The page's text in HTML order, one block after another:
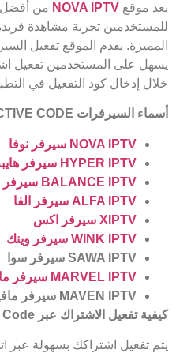
يعد موقع NOVA IPTV
للمستخدمين تجربة مشاهدة
المميزة. يقدم الموقع تفعيل
يسهل على المستخدمين تفعيل
خلال إدخال كود التفعيل في
أسماء السيرفرات
NOVA IPTV سيرفر نوفا
HYPER IPTV سيرفر
BALANCE IPTV سيرفر
ALFA IPTV سيرفر الفا
XIPTV سيرفر اكس
WINK IPTV سيرفر وينك
SAWA IPTV سيرفر سوا
MARVEL IPTV سيرفر
MAVEN IPTV سيرفر
كيفية تفعيل الاشتراك عبر
يتم تفعيل اشتراكك بسهولة عبر